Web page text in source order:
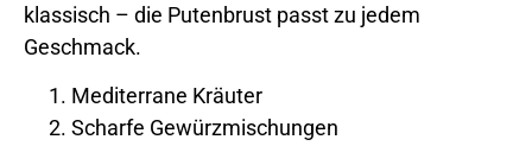
klassisch – die Putenbrust passt zu jedem
Geschmack.
Mediterrane Kräuter
Scharfe Gewürzmischungen